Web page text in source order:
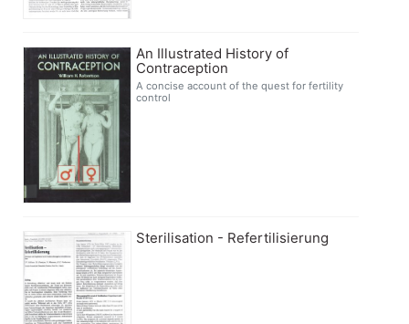
An Illustrated History of
Contraception
A concise account of the quest for fertility
control
Sterilisation - Refertilisierung